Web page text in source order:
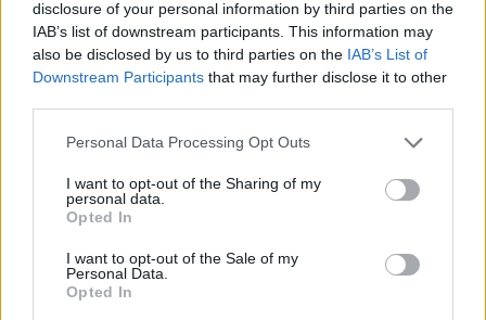
disclosure of your personal information by third parties on the
IAB’s list of downstream participants. This information may
also be disclosed by us to third parties on the IAB’s List of
Downstream Participants that may further disclose it to other
Personal Data Processing Opt Outs
I want to opt-out of the Sharing of my
personal data.
Opted In
I want to opt-out of the Sale of my
Personal Data.
Opted In
WSJ: Ο Τραμπ εξετάζει τη λήξη του πολέμου με
υποχώρηση στο πυρηνικό ζήτημα του Ιράν
09/08/2026
πρεμιέρα για το κόμμα Σαμαρά
Υπ. Μεταφορών: Οριστική λύση στις
έκδοσης των πινακίδων κυκλοφορίας – Το ψηφιακό
σύστημα
09/08/2026